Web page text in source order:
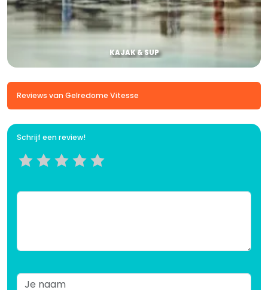
KAJAK & SUP
Reviews van Gelredome Vitesse
Schrijf een review!